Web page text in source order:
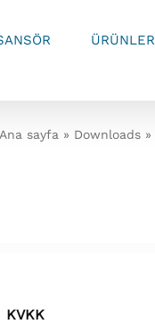
ÜRÜNLER
Ana sayfa » Downloads»
KVKK